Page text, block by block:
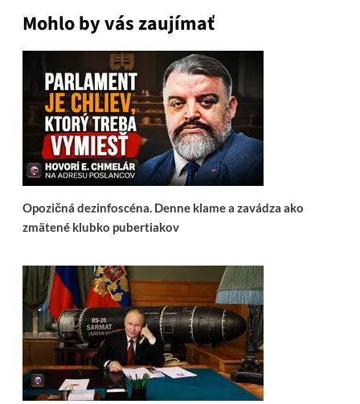
Mohlo by vás zaujímať
Opozičná dezinfoscéna. Denne klame a zavádza ako
zmätené klubko pubertiakov